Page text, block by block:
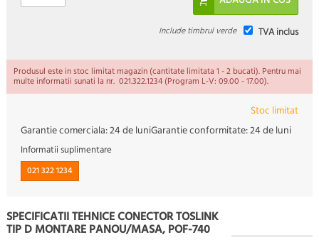
TVA inclus
Include timbrul verde
Produsul este in stoc limitat magazin (cantitate limitata 1 - 2 bucati). Pentru mai
multe informatii sunati la nr. 021.322.1234 (Program L-V: 09.00 - 17.00).
Stoc limitat
Garantie comerciala:24 de luniGarantie conformitate:24 de luni
Informatii suplimentare
021 322 1234
SPECIFICATII TEHNICE CONECTOR TOSLINK
TIP D MONTARE PANOU/MASA, POF-740